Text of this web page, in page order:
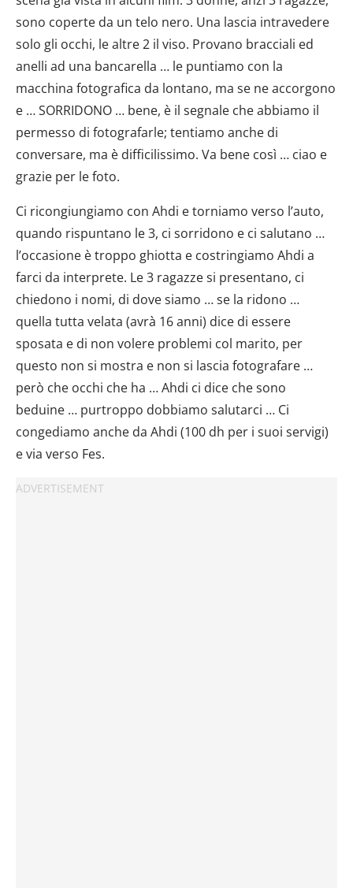
Utilizziamo i cookie per personalizzare contenuti ed
annunci, per fornire funzionalità dei social media e per
analizzare il nostro traffico. Condividiamo inoltre
informazioni sul modo in cui utilizzi il nostro sito con i
nostri partner che si occupano di analisi dei dati web,
pubblicità e social media, i quali potrebbero combinarle
con altre informazioni che hai fornito loro o che hanno
raccolto dal tuo utilizzo dei loro servizi.
sono coperte da un telo nero. Una lascia intravedere
solo gli occhi, le altre 2 il viso. Provano bracciali ed
anelli ad una bancarella … le puntiamo con la
macchina fotografica da lontano, ma se ne accorgono
e … SORRIDONO … bene, è il segnale che abbiamo il
permesso di fotografarle; tentiamo anche di
conversare, ma è difficilissimo. Va bene così … ciao e
grazie per le foto.
Ci ricongiungiamo con Ahdi e torniamo verso l’auto,
quando rispuntano le 3, ci sorridono e ci salutano …
l’occasione è troppo ghiotta e costringiamo Ahdi a
farci da interprete. Le 3 ragazze si presentano, ci
chiedono i nomi, di dove siamo … se la ridono …
quella tutta velata (avrà 16 anni) dice di essere
sposata e di non volere problemi col marito, per
questo non si mostra e non si lascia fotografare …
però che occhi che ha … Ahdi ci dice che sono
beduine … purtroppo dobbiamo salutarci … Ci
congediamo anche da Ahdi (100 dh per i suoi servigi)
e via verso Fes.